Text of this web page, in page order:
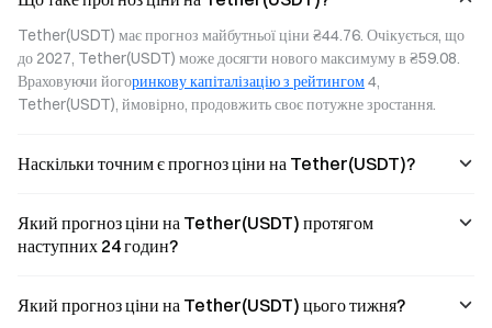
framework in full,
including fee
discounts,
exclusive wealth
services, and the
program as of
August 2026.
Learn the VIP
seize the current
promotion
Earn up to an
additional 800
USDT when you
participate in Yue
and apply with as
little as 100
USDT. No
overseas
needed, and no
required.
Tether(USDT) має прогноз майбутньої ціни ₴44.76. Очікується, що
до 2027, Tether(USDT) може досягти нового максимуму в ₴59.08.
Враховуючи йогоринкову капіталізацію з рейтингом 4,
Tether(USDT), ймовірно, продовжить своє потужне зростання.
Наскільки точним є прогноз ціни на Tether(USDT)?
Який прогноз ціни на Tether(USDT) протягом
наступних 24 годин?
Який прогноз ціни на Tether(USDT) цього тижня?